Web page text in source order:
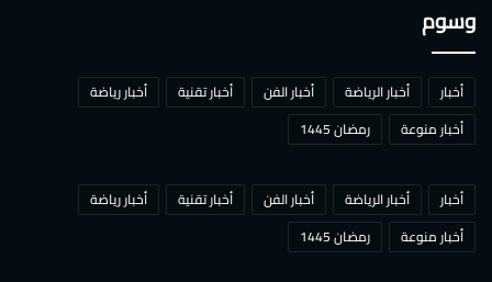
وسوم
أخبار أخبار الرياضة أخبار الفن أخبار تقنية
أخبار رياضة
أخبار منوعة
رمضان 1445
أخبار أخبار الرياضة أخبار الفن أخبار تقنية
أخبار رياضة
أخبار منوعة
رمضان 1445